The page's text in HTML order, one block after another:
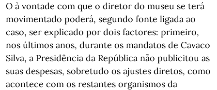
O à vontade com que o diretor do museu se terá
movimentado poderá, segundo fonte ligada ao
caso, ser explicado por dois factores: primeiro,
nos últimos anos, durante os mandatos de Cavaco
Silva, a Presidência da República não publicitou as
suas despesas, sobretudo os ajustes diretos, como
acontece com os restantes organismos da